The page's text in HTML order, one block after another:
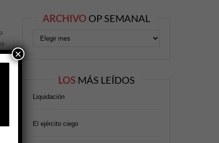
ARCHIVO OP SEMANAL
LOS MÁS LEÍDOS
Liquidación
El ejército ciego
×